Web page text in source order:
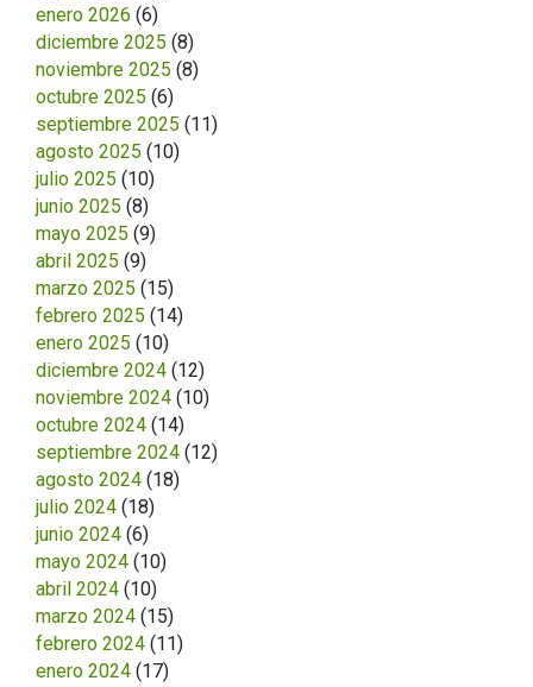
enero 2026 (6)
diciembre 2025 (8)
noviembre 2025 (8)
octubre 2025 (6)
septiembre 2025 (11)
agosto 2025 (10)
julio 2025 (10)
junio 2025 (8)
mayo 2025 (9)
abril 2025 (9)
marzo 2025 (15)
febrero 2025 (14)
enero 2025 (10)
diciembre 2024 (12)
noviembre 2024 (10)
octubre 2024 (14)
septiembre 2024 (12)
agosto 2024 (18)
julio 2024 (18)
junio 2024 (6)
mayo 2024 (10)
abril 2024 (10)
marzo 2024 (15)
febrero 2024 (11)
enero 2024 (17)